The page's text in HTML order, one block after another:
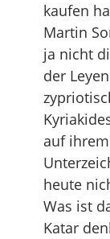
kaufen
Martin
ja nicht
der
auf
heute
Was ist
Katar